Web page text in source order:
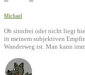
Michael
Ob sinnfrei oder nicht liegt
in meinem subjektiven
Wanderweg ist. Man kann